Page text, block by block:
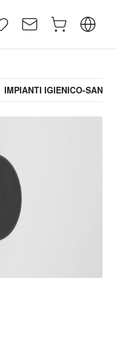
IMPIANTI IGIENICO-